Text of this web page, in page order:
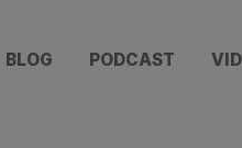
BLOG PODCAST